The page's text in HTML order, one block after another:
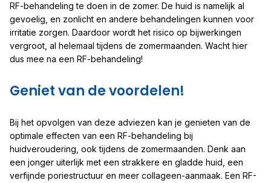
RF-behandeling te doen in de zomer. De huid is namelijk al
gevoelig, en zonlicht en andere behandelingen kunnen voor
irritatie zorgen. Daardoor wordt het risico op bijwerkingen
vergroot, al helemaal tijdens de zomermaanden. Wacht hier
dus mee na een RF-behandeling!
Geniet van de voordelen!
Bij het opvolgen van deze adviezen kan je genieten van de
optimale effecten van een RF-behandeling bij
huidveroudering, ook tijdens de zomermaanden. Denk aan
een jonger uiterlijk met een strakkere en gladde huid, een
verfijnde poriestructuur en meer collageen-aanmaak. Een RF-